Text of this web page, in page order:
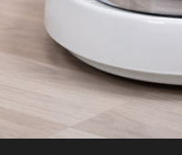
Whey
la
Shop